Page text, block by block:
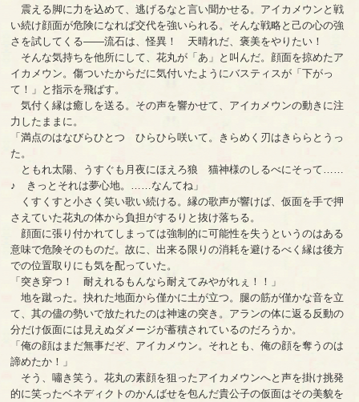
震える脚に力を込めて、逃げるなと言い聞かせる。アイカメウンと戦
い続け顔面が危険になれば交代を強いられる。そんな戦略と己の心の強
さを試してくる――流石は、怪異！ 天晴れだ、褒美をやりたい！
そんな気持ちを他所にして、花丸が「あ」と叫んだ。顔面を掠めたア
イカメウン。傷ついたからだに気付いたようにバスティスが「下がっ
て！」と指示を飛ばす。
気付く縁は癒しを送る。その声を響かせて、アイカメウンの動きに注
力したままに。
「満点のはなびらひとつ ひらひら咲いて。きらめく刃はきららとうっ
た。
ともれ太陽、うすぐも月夜にほえろ狼 猫神様のしるべにそって……
♪ きっとそれは夢心地。……なんてね」
くすくすと小さく笑い歌い続ける。縁の歌声が響けば、仮面を手で押
さえていた花丸の体から負担がするりと抜け落ちる。
顔面に張り付かれてしまっては強制的に可能性を失うというのはある
意味で危険そのものだ。故に、出来る限りの消耗を避けるべく縁は後方
での位置取りにも気を配っていた。
「突き穿つ！ 耐えれるもんなら耐えてみやがれぇ！！」
地を蹴った。抉れた地面から僅かに土が立つ。腿の筋が僅かな音を立
て、其の儘の勢いで放たれたのは神速の突き。アランの体に返る反動の
分だけ仮面には見えぬダメージが蓄積されているのだろうか。
「俺の顔はまだ無事だぞ、アイカメウン。それとも、俺の顔を奪うのは
諦めたか！」
そう、嘯き笑う。花丸の素顔を狙ったアイカメウンへと声を掛け挑発
的に笑ったベネディクトのかんばせを包んだ貴公子の仮面はその美貌を